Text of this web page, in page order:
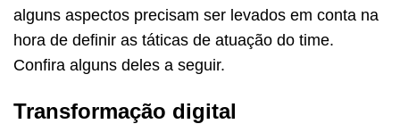
alguns aspectos precisam ser levados em conta na
hora de definir as táticas de atuação do time.
Confira alguns deles a seguir.
Transformação digital